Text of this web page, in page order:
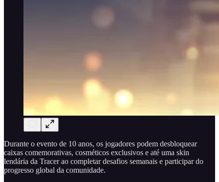
Durante o evento de 10 anos, os jogadores podem desbloquear
caixas comemorativas, cosméticos exclusivos e até uma skin
lendária da Tracer ao completar desafios semanais e participar do
progresso global da comunidade.